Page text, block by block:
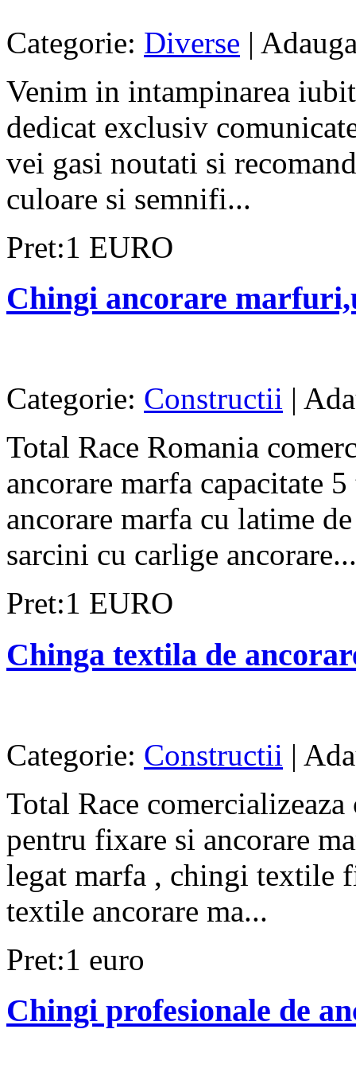
Categorie: Diverse |
Venim in intampinarea
dedicat exclusiv
vei gasi noutati si
culoare si semnifi...
Pret:1 EURO
Chingi ancorare
Categorie: Constructii |
Total Race Romania
ancorare marfa capacitate
ancorare marfa cu latime
sarcini cu carlige ancorare...
Pret:1 EURO
Chinga textila de
Categorie: Constructii |
Total Race
pentru fixare si ancorare
legat marfa , chingi textile
textile ancorare ma...
Pret:1 euro
Chingi profesionale de